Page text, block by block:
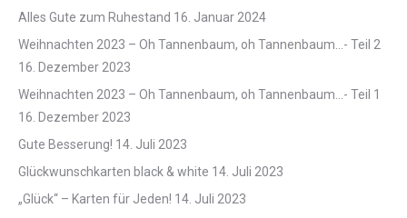
Alles Gute zum Ruhestand 16. Januar 2024
Weihnachten 2023 – Oh Tannenbaum, oh Tannenbaum…- Teil 2
16. Dezember 2023
Weihnachten 2023 – Oh Tannenbaum, oh Tannenbaum…- Teil 1
16. Dezember 2023
Gute Besserung! 14. Juli 2023
Glückwunschkarten black & white 14. Juli 2023
„Glück“ – Karten für Jeden! 14. Juli 2023